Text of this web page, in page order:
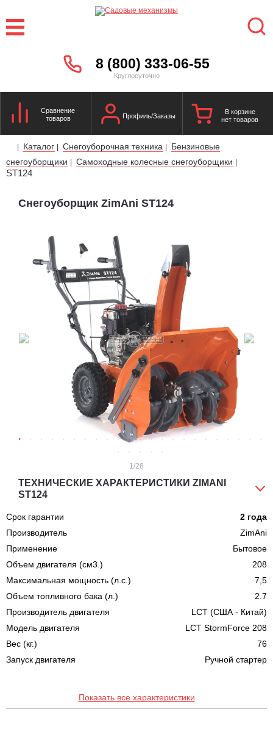
8 (800) 333-06-55
Круглосуточно
Сравнение
товаров
Профиль/Заказы
В корзине
нет товаров
| Каталог | Снегоуборочная техника |
Бензиновые
снегоуборщики | Самоходные колесные снегоуборщики |
ST124
Снегоуборщик ZimAni ST124
1 /28
ТЕХНИЧЕСКИЕ ХАРАКТЕРИСТИКИ ZIMANI
ST124
Срок гарантии
2 года
Производитель
ZimAni
Применение
Бытовое
Объем двигателя (см3.)
208
Максимальная мощность (л.с.)
7,5
Объем топливного бака (л.)
2.7
Производитель двигателя
LCT (США - Китай)
Модель двигателя
LCT StormForce 208
Вес (кг.)
76
Запуск двигателя
Ручной стартер
Показать все характеристики